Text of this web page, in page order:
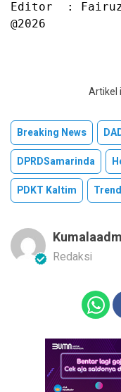
Editor  :
@2026
Artikel
Breaking News
DPRDSamarinda
PDKT Kaltim
Redaksi